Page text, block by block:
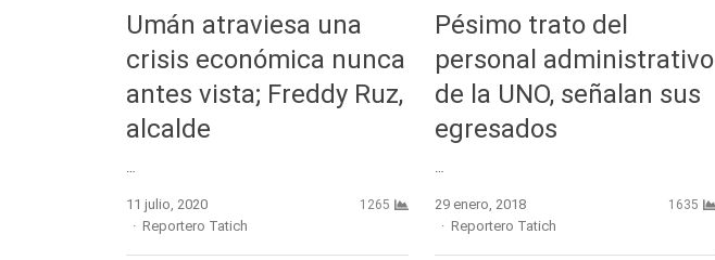
Umán atraviesa una
crisis económica nunca
antes vista; Freddy Ruz,
alcalde
11 julio, 2020
Author
Reportero Tatich
1265
Pésimo trato del
personal administrativo
de la UNO, señalan sus
egresados
29 enero, 2018
Author
Reportero Tatich
1635